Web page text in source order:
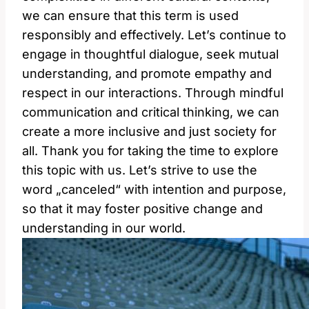
we can ensure that this term is used
responsibly and effectively. Let’s continue to
engage in thoughtful dialogue, seek mutual
understanding, and promote empathy and
respect in our interactions. Through mindful
communication and critical thinking, we can
create a more inclusive and just society for
all. Thank you for taking the time to explore
this topic with us. Let’s strive to use the
word „canceled“ with intention and purpose,
so that it may foster positive change and
understanding in our world.